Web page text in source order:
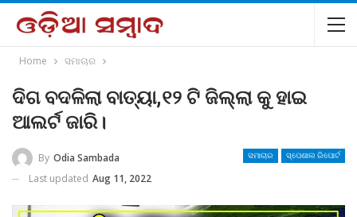
Home ସମାଚାର
ଦିଗ ବଦଳିଲା ବାତ୍ୟା,୧୨ ଟି ଜିଲ୍ଲା କୁ ହାଇ
ଆଲର୍ଟ ଜାରି।
ସମାଚାର ସ୍ପେଶାଲ ରିପୋର୍ଟ
By Odia Sambada
Last updated Aug 11, 2022